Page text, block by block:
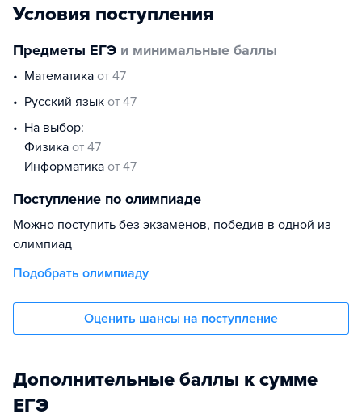
Условия поступления
Предметы ЕГЭ и минимальные баллы
математика от 47
русский язык от 47
На выбор:
физика от 47
информатика от 47
Поступление по олимпиаде
Можно поступить без экзаменов, победив в одной из
олимпиад
Подобрать олимпиаду
Оценить шансы на поступление
Дополнительные баллы к сумме
ЕГЭ